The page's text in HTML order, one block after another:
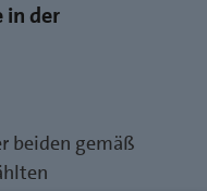
in der
beiden gemäß